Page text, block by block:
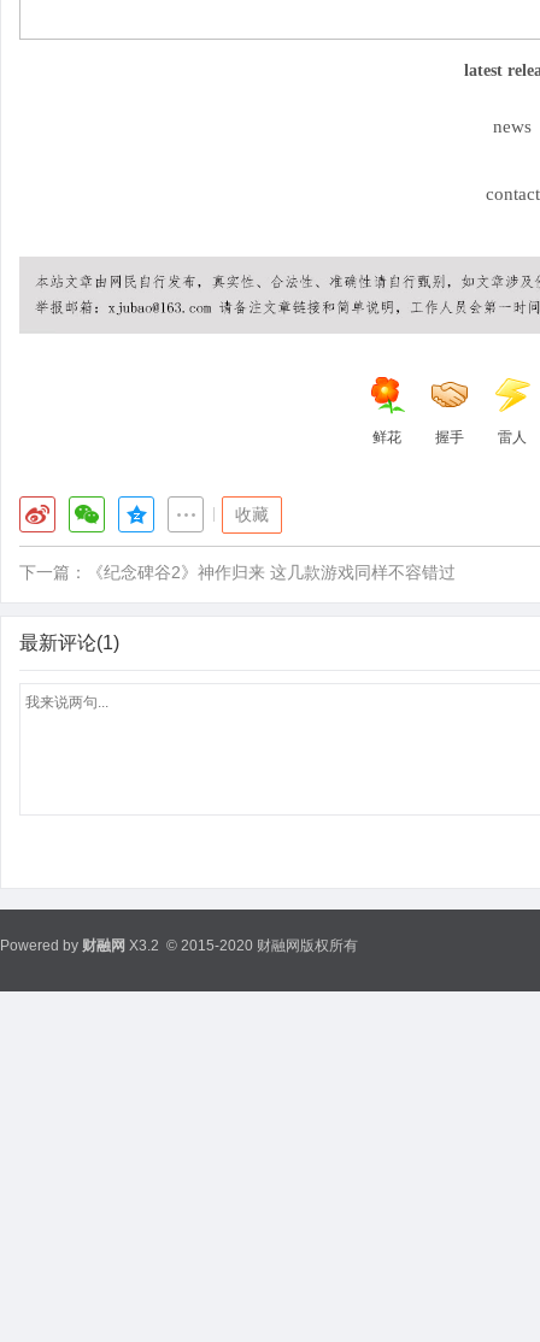
latest
news
contact
鲜花 握手 雷人
收藏
下一篇： 《纪念碑谷2》神作归来 这几款游戏同样不容错过
最新评论(1)
Powered by 财融网 X3.2 © 2015-2020 财融网版权所有